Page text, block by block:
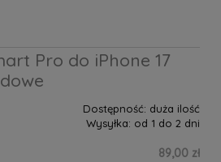
Pro do iPhone 17
Dostępność: duża ilość
Wysyłka: od 1 do 2 dni
89,00 zł